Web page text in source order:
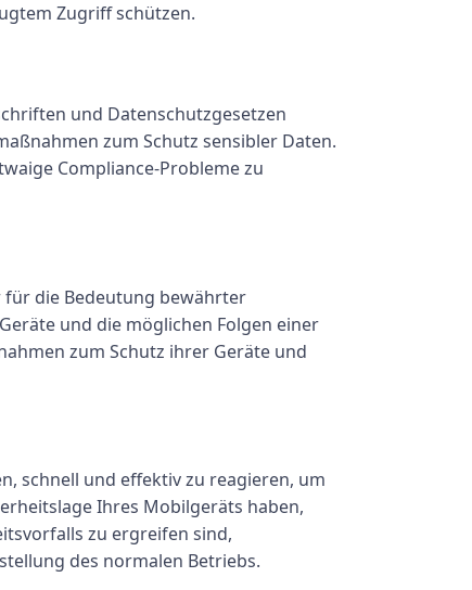
Zugriff schützen.
und Datenschutzgesetzen
zum Schutz sensibler Daten.
Compliance-Probleme zu
die Bedeutung bewährter
und die möglichen Folgen einer
zum Schutz ihrer Geräte und
schnell und effektiv zu reagieren, um
Ihres Mobilgeräts haben,
zu ergreifen sind,
des normalen Betriebs.